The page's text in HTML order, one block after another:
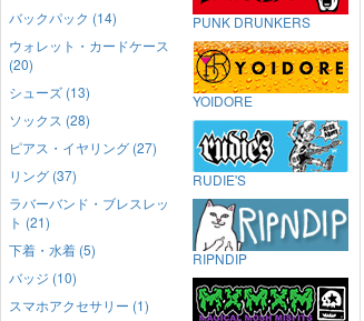
バックパック (14)
ウォレット・カードケース
(20)
シューズ (13)
ソックス (28)
ピアス・イヤリング (27)
リング (37)
ラバーバンド・ブレスレッ
ト (21)
下着・水着 (5)
バッジ (10)
スマホアクセサリー (1)
PUNK DRUNKERS
YOIDORE
RUDIE'S
RIPNDIP